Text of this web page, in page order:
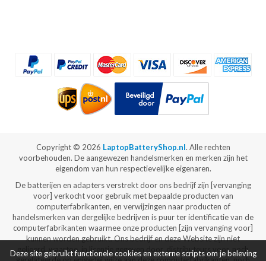
Copyright © 2026 LaptopBatteryShop.nl. Alle rechten
voorbehouden. De aangewezen handelsmerken en merken zijn het
eigendom van hun respectievelijke eigenaren.
De batterijen en adapters verstrekt door ons bedrijf zijn [vervanging
voor] verkocht voor gebruik met bepaalde producten van
computerfabrikanten, en verwijzingen naar producten of
handelsmerken van dergelijke bedrijven is puur ter identificatie van de
computerfabrikanten waarmee onze producten [zijn vervanging voor]
kunnen worden gebruikt. Ons bedrijf en deze Website zijn niet
gelieerd, waartoe, in licentie gegeven door, distributeurs voor, noch
Deze site gebruikt functionele cookies en externe scripts om je beleving